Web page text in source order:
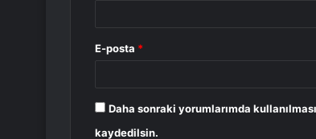
E-posta *
Daha sonraki yorumlarımda
kaydedilsin.